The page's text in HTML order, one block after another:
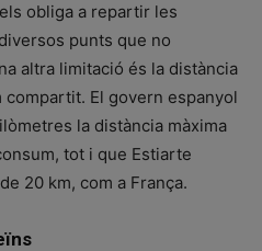
obliga a repartir les
punts que no
altra limitació és la distància
compartit. El govern espanyol
la distància màxima
tot i que Estiarte
20 km, com a França.